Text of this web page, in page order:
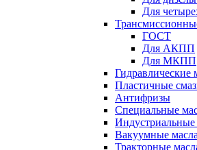
Для
ГОСТ
Для АКПП
Для МКПП
Гидравлические
Пластичные
Антифризы
Специальные
Индустриальные
Вакуумные масла
Тракторные